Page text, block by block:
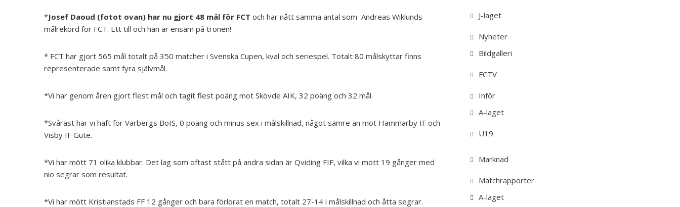
*Josef Daoud (fotot ovan) har nu gjort 48 mål för FCT och har nått samma antal som Andreas Wiklunds
målrekord för FCT. Ett till och han är ensam på tronen!
* FCT har gjort 565 mål totalt på 350 matcher i Svenska Cupen, kval och seriespel. Totalt 80 målskyttar finns
representerade samt fyra självmål.
*Vi har genom åren gjort flest mål och tagit flest poäng mot Skövde AIK, 32 poäng och 32 mål.
*Svårast har vi haft för Varbergs BoIS, 0 poäng och minus sex i målskillnad, något sämre än mot Hammarby IF och
Visby IF Gute.
*Vi har mött 71 olika klubbar. Det lag som oftast stått på andra sidan är Qviding FIF, vilka vi mött 19 gånger med
nio segrar som resultat.
*Vi har mött Kristianstads FF 12 gånger och bara förlorat en match, totalt 27-14 i målskillnad och åtta segrar.
J-laget
Nyheter
Bildgalleri
FCTV
Inför
A-laget
U19
Marknad
Matchrapporter
A-laget